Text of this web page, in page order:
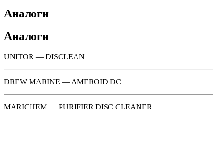
Аналоги
Аналоги
UNITOR — DISCLEAN
DREW MARINE — AMEROID DC
MARICHEM — PURIFIER DISC CLEANER